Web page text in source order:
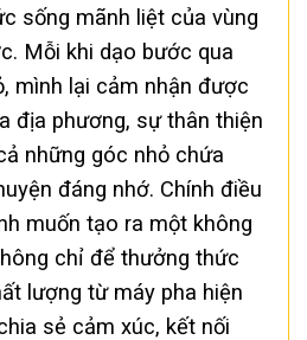
sống mãnh liệt của vùng
Mỗi khi dạo bước qua
mình lại cảm nhận được
địa phương, sự thân thiện
những góc nhỏ chứa
đáng nhớ. Chính điều
muốn tạo ra một không
chỉ để thưởng thức
lượng từ máy pha hiện
sẻ cảm xúc, kết nối